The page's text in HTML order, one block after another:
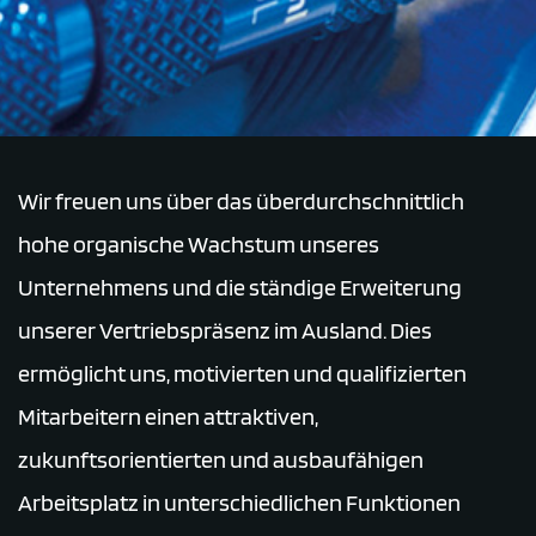
Wir freuen uns über das überdurchschnittlich
hohe organische Wachstum unseres
Unternehmens und die ständige Erweiterung
unserer Vertriebspräsenz im Ausland. Dies
ermöglicht uns, motivierten und qualifizierten
Mitarbeitern einen attraktiven,
zukunftsorientierten und ausbaufähigen
Arbeitsplatz in unterschiedlichen Funktionen